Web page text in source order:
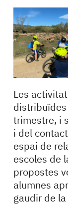
Les
trimestre, i
i del
espai de
escoles de
propostes
alumnes
gaudir de